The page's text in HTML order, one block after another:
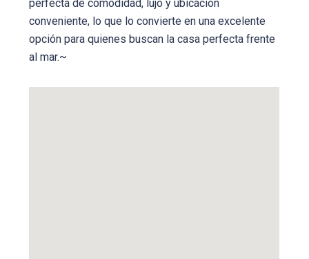
perfecta de comodidad, lujo y ubicación
conveniente, lo que lo convierte en una excelente
opción para quienes buscan la casa perfecta frente
al mar.~